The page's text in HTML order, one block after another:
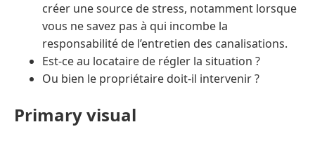
créer une source de stress, notamment lorsque
vous ne savez pas à qui incombe la
responsabilité de l’entretien des canalisations.
Est-ce au locataire de régler la situation ?
Ou bien le propriétaire doit-il intervenir ?
Primary visual